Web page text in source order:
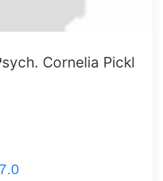
Cornelia Pickl
7.0